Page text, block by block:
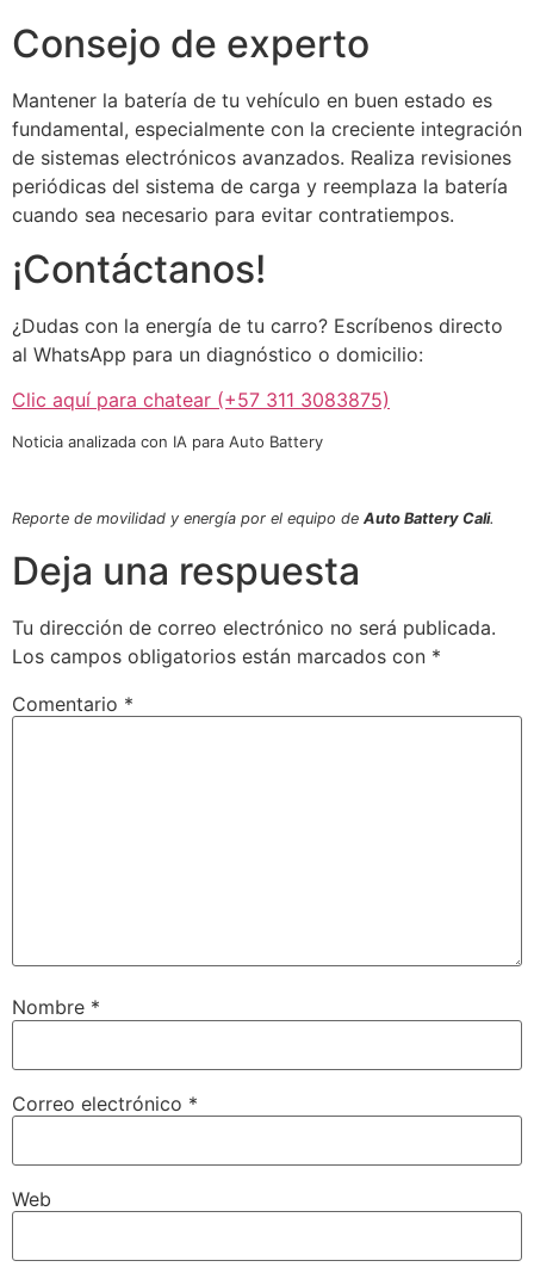
Consejo de experto
Mantener la batería de tu vehículo en buen estado es
fundamental, especialmente con la creciente integración
de sistemas electrónicos avanzados. Realiza revisiones
periódicas del sistema de carga y reemplaza la batería
cuando sea necesario para evitar contratiempos.
¡Contáctanos!
¿Dudas con la energía de tu carro? Escríbenos directo
al WhatsApp para un diagnóstico o domicilio:
Clic aquí para chatear (+57 311 3083875)
Noticia analizada con IA para Auto Battery
Reporte de movilidad y energía por el equipo de Auto Battery Cali.
Deja una respuesta
Tu dirección de correo electrónico no será publicada.
Los campos obligatorios están marcados con *
Comentario *
Nombre *
Correo electrónico *
Web